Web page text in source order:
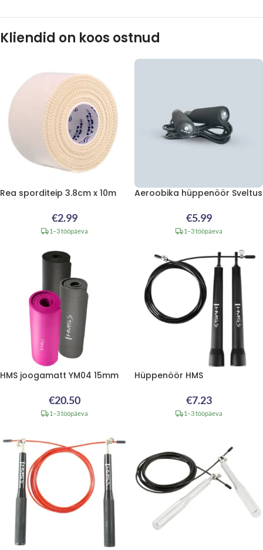
Kliendid on koos ostnud
Rea sporditeip 3.8cm x 10m
€2.99
1–3 tööpäeva
Aeroobika hüppenöör Sveltus
€5.99
1–3 tööpäeva
HMS joogamatt YM04 15mm
€20.50
1–3 tööpäeva
Hüppenöör HMS
€7.23
1–3 tööpäeva